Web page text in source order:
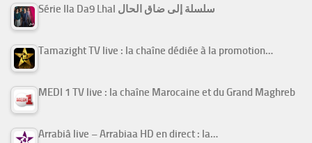
Série Ila Da9 Lhal سلسلة إلى ضاق الحال
Tamazight TV live : la chaîne dédiée à la promotion…
MEDI 1 TV live : la chaîne Marocaine et du Grand Maghreb
Arrabiâ live – Arrabiaa HD en direct : la…